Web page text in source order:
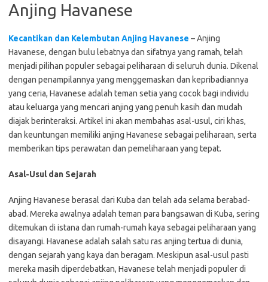
Anjing Havanese
Kecantikan dan Kelembutan Anjing Havanese – Anjing
Havanese, dengan bulu lebatnya dan sifatnya yang ramah, telah
menjadi pilihan populer sebagai peliharaan di seluruh dunia. Dikenal
dengan penampilannya yang menggemaskan dan kepribadiannya
yang ceria, Havanese adalah teman setia yang cocok bagi individu
atau keluarga yang mencari anjing yang penuh kasih dan mudah
diajak berinteraksi. Artikel ini akan membahas asal-usul, ciri khas,
dan keuntungan memiliki anjing Havanese sebagai peliharaan, serta
memberikan tips perawatan dan pemeliharaan yang tepat.
Asal-Usul dan Sejarah
Anjing Havanese berasal dari Kuba dan telah ada selama berabad-
abad. Mereka awalnya adalah teman para bangsawan di Kuba, sering
ditemukan di istana dan rumah-rumah kaya sebagai peliharaan yang
disayangi. Havanese adalah salah satu ras anjing tertua di dunia,
dengan sejarah yang kaya dan beragam. Meskipun asal-usul pasti
mereka masih diperdebatkan, Havanese telah menjadi populer di